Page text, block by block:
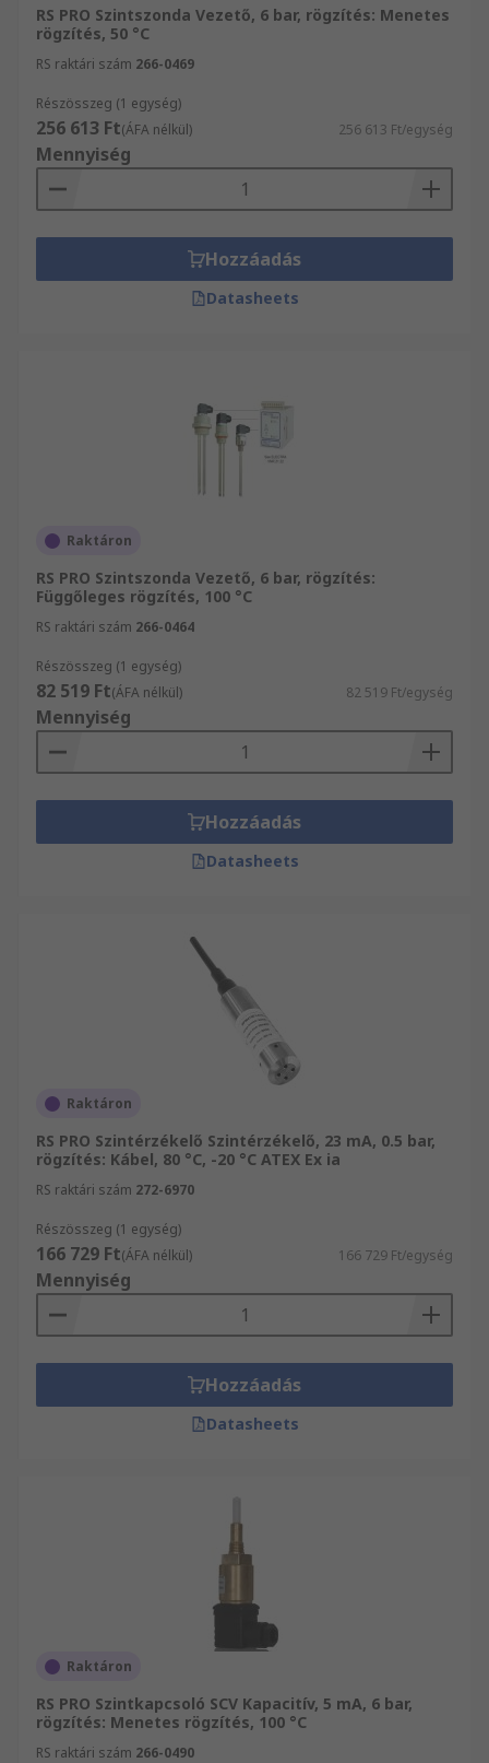
RS PRO Szintszonda Vezető, 6 bar, rögzítés: Menetes
rögzítés, 50 °C
RS raktári szám 266-0469
Részösszeg (1 egység)
256 613 Ft(ÁFA nélkül) 256 613 Ft/egység
Mennyiség
Hozzáadás
Datasheets
Raktáron
RS PRO Szintszonda Vezető, 6 bar, rögzítés:
Függőleges rögzítés, 100 °C
RS raktári szám 266-0464
Részösszeg (1 egység)
82 519 Ft(ÁFA nélkül) 82 519 Ft/egység
Mennyiség
Hozzáadás
Datasheets
Raktáron
RS PRO Szintérzékelő Szintérzékelő, 23 mA, 0.5 bar,
rögzítés: Kábel, 80 °C, -20 °C ATEX Ex ia
RS raktári szám 272-6970
Részösszeg (1 egység)
166 729 Ft(ÁFA nélkül) 166 729 Ft/egység
Mennyiség
Hozzáadás
Datasheets
Raktáron
RS PRO Szintkapcsoló SCV Kapacitív, 5 mA, 6 bar,
rögzítés: Menetes rögzítés, 100 °C
RS raktári szám 266-0490